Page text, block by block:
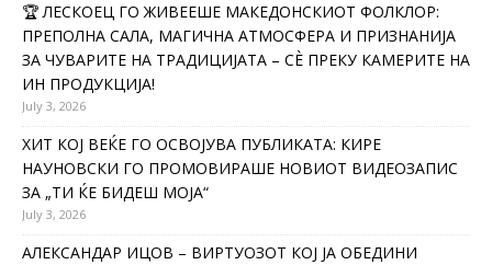
🏆 ЛЕСКОЕЦ ГО ЖИВЕЕШЕ МАКЕДОНСКИОТ ФОЛКЛОР:
ПРЕПОЛНА САЛА, МАГИЧНА АТМОСФЕРА И ПРИЗНАНИЈА
ЗА ЧУВАРИТЕ НА ТРАДИЦИЈАТА – СÈ ПРЕКУ КАМЕРИТЕ НА
ИН ПРОДУКЦИЈА!
July 3, 2026
ХИТ КОЈ ВЕЌЕ ГО ОСВОЈУВА ПУБЛИКАТА: КИРЕ
НАУНОВСКИ ГО ПРОМОВИРАШЕ НОВИОТ ВИДЕОЗАПИС
ЗА „ТИ ЌЕ БИДЕШ МОЈА“
July 3, 2026
АЛЕКСАНДАР ИЦОВ – ВИРТУОЗОТ КОЈ ЈА ОБЕДИНИ